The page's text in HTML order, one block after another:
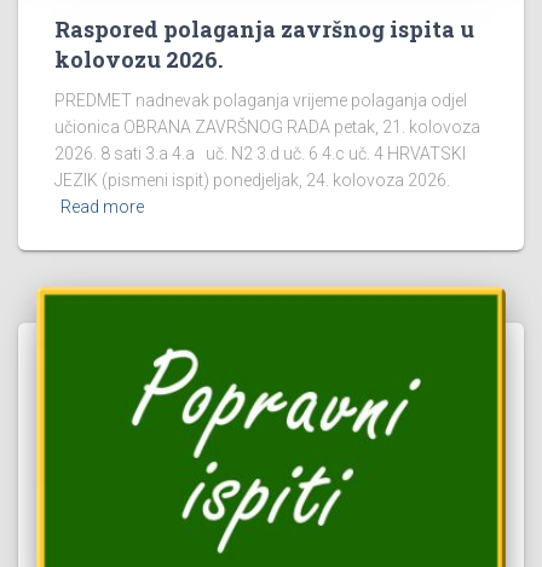
Raspored polaganja završnog ispita u
kolovozu 2026.
PREDMET nadnevak polaganja vrijeme polaganja odjel
učionica OBRANA ZAVRŠNOG RADA petak, 21. kolovoza
2026. 8 sati 3.a 4.a uč. N2 3.d uč. 6 4.c uč. 4 HRVATSKI
JEZIK (pismeni ispit) ponedjeljak, 24. kolovoza 2026.
Read more